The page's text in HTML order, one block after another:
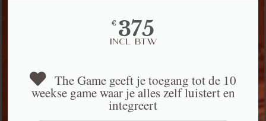
€ 375
Incl BTW
The Game geeft je toegang tot de 10
weekse game waar je alles zelf luistert en
integreert